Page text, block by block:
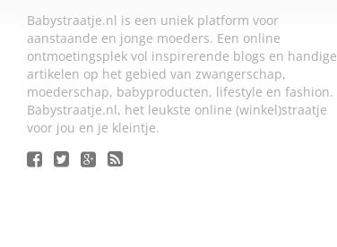
Babystraatje.nl is een uniek platform voor
aanstaande en jonge moeders. Een online
ontmoetingsplek vol inspirerende blogs en handige
artikelen op het gebied van zwangerschap,
moederschap, babyproducten, lifestyle en fashion.
Babystraatje.nl, het leukste online (winkel)straatje
voor jou en je kleintje.